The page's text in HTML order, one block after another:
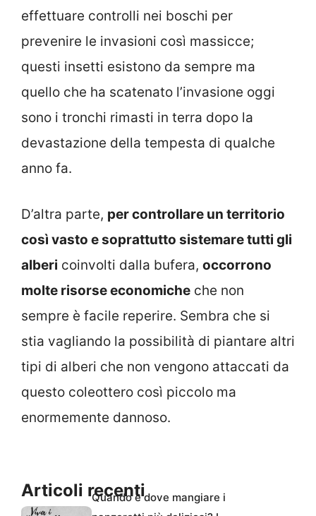
effettuare controlli nei boschi per
prevenire le invasioni così massicce;
questi insetti esistono da sempre ma
quello che ha scatenato l’invasione oggi
sono i tronchi rimasti in terra dopo la
devastazione della tempesta di qualche
anno fa.
D’altra parte, per controllare un territorio
così vasto e soprattutto sistemare tutti gli
alberi coinvolti dalla bufera, occorrono
molte risorse economiche che non
sempre è facile reperire. Sembra che si
stia vagliando la possibilità di piantare altri
tipi di alberi che non vengono attaccati da
questo coleottero così piccolo ma
enormemente dannoso.
Articoli recentiQuando e dove mangiare i